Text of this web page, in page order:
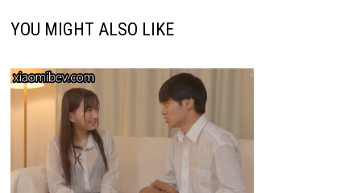
YOU MIGHT ALSO LIKE